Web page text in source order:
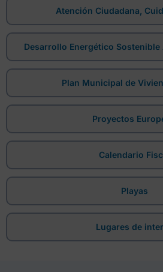
Atención Ciudadana,
Desarrollo Energético
Plan Municipal de
Proyectos
Calendario
Playas
Lugares de